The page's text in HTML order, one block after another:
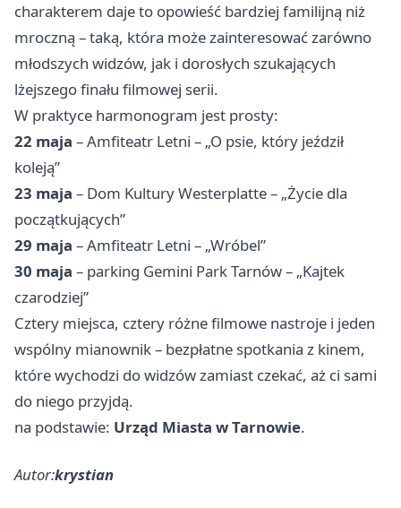
charakterem daje to opowieść bardziej familijną niż
mroczną – taką, która może zainteresować zarówno
młodszych widzów, jak i dorosłych szukających
lżejszego finału filmowej serii.
W praktyce harmonogram jest prosty:
22 maja – Amfiteatr Letni – „O psie, który jeździł
koleją”
23 maja – Dom Kultury Westerplatte – „Życie dla
początkujących”
29 maja – Amfiteatr Letni – „Wróbel”
30 maja – parking Gemini Park Tarnów – „Kajtek
czarodziej”
Cztery miejsca, cztery różne filmowe nastroje i jeden
wspólny mianownik – bezpłatne spotkania z kinem,
które wychodzi do widzów zamiast czekać, aż ci sami
do niego przyjdą.
na podstawie: Urząd Miasta w Tarnowie.
Autor:krystian